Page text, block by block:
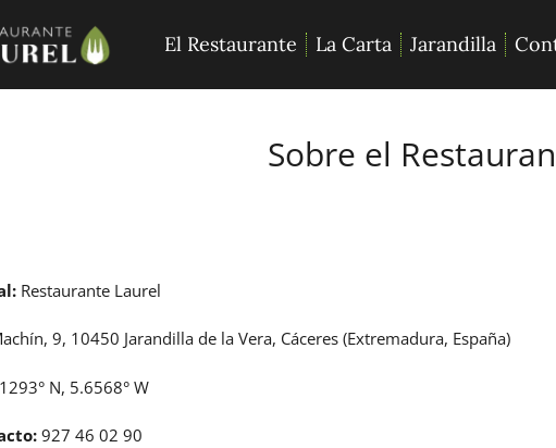
El Restaurante La Carta Jarandilla
Sobre el
Restaurante Laurel
9, 10450 Jarandilla de la Vera, Cáceres (Extremadura, España)
N, 5.6568° W
927 46 02 90